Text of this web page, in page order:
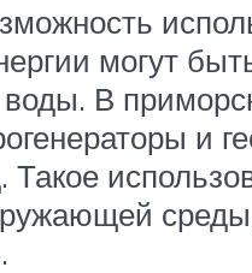
могут
воды. В